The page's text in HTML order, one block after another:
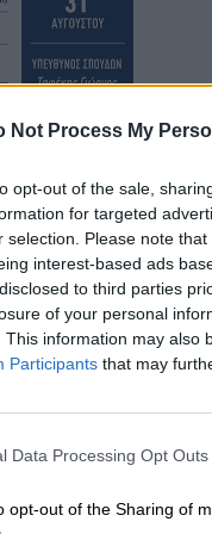
Not Process My
opt-out of the sale,
for targeted
selection. Please note
interest-based ads
to third parties
of your personal
This information may also
Participants that may
Data Processing Opt Outs
opt-out of the Sharing of
των
και το Solomon,